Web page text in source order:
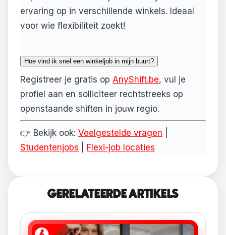
ervaring op in verschillende winkels. Ideaal
voor wie flexibiliteit zoekt!
Hoe vind ik snel een winkeljob in mijn buurt?
Registreer je gratis op AnyShift.be, vul je
profiel aan en solliciteer rechtstreeks op
openstaande shiften in jouw regio.
👉 Bekijk ook: Veelgestelde vragen
Studentenjobs
Flexi-job locaties
GERELATEERDE ARTIKELS